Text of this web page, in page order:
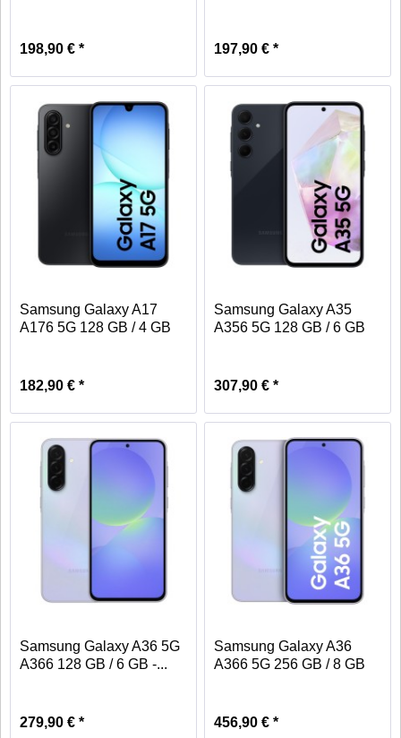
198,90 € * 197,90 € *
Samsung Galaxy A17
A176 5G 128 GB / 4 GB
182,90 € *
Samsung Galaxy A35
A356 5G 128 GB / 6 GB
307,90 € *
Samsung Galaxy A36 5G
A366 128 GB / 6 GB -...
279,90 € *
Samsung Galaxy A36
A366 5G 256 GB / 8 GB
456,90 € *